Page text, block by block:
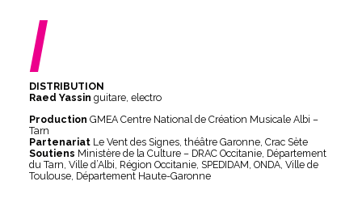
/
DISTRIBUTION
Raed Yassin guitare, electro
Production GMEA Centre National de Création Musicale Albi –
Tarn
PartenariatLe Vent des Signes, théâtre Garonne, Crac Sète
Soutiens Ministère de la Culture – DRAC Occitanie, Département
du Tarn, Ville d’Albi, Région Occitanie, SPEDIDAM, ONDA, Ville de
Toulouse, Département Haute-Garonne